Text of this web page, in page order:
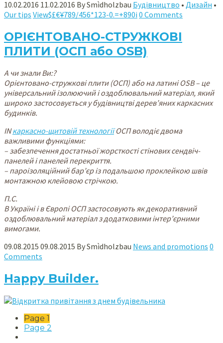
10.02.2016 11.02.2016 BySmìdholzbau Будівництво • Дизайн •
Our tips View$£€¥789/456*123-0.=+890i 0 Comments
ОРІЄНТОВАНО-СТРУЖКОВІ
ПЛИТИ (ОСП або OSB)
А чи знали Ви:?
Орієнтовано-стружкові плити (ОСП) або на латині OSB – це
універсальний ізолюючий і оздоблювальний матеріал, який
широко застосовується у будівництві дерев’яних каркасних
будинків.
INкаркасно-щитовій технології ОСП володіє двома
важливими функціями:
– забезпечення достатньої жорсткості стінових сендвіч-
панелей і панелей перекриття.
– пароізоляційний бар’єр із подальшою проклейкою швів
монтажною клейовою стрічкою.
П.С.
В Україні і в Європі ОСП застосовують як декоративний
оздоблювальний матеріал з додатковими інтер’єрними
вимогами.
09.08.2015 09.08.2015 BySmìdholzbau News and promotions 0
Comments
Happy Builder.
Page 1
Page 2